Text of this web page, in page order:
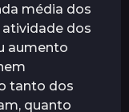
média dos
dos
aumento
tanto dos
quanto